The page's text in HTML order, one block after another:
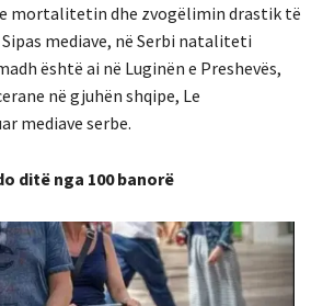
mortalitetin dhe zvogëlimin drastik të
mediave, në Serbi nataliteti
është ai në Luginën e Preshevës,
në gjuhën shqipe, Le
mediave serbe.
ditë nga 100 banorë